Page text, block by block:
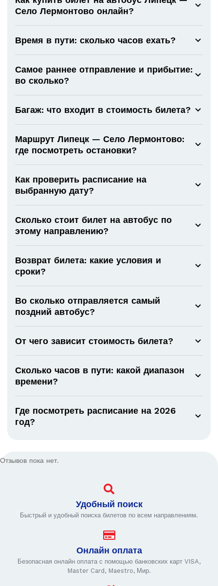
Село Лермонтово онлайн?
Время в пути: сколько часов ехать?
Самое раннее отправление и прибытие:
во сколько?
Багаж: что входит в стоимость билета?
Маршрут Липецк — Село Лермонтово:
где посмотреть остановки?
Как проверить расписание на
выбранную дату?
Сколько стоит билет на автобус по
этому направлению?
Возврат билета: какие условия и
сроки?
Во сколько отправляется самый
поздний автобус?
От чего зависит стоимость билета?
Сколько часов в пути: какой диапазон
времени?
Где посмотреть расписание на 2026
год?
Отзывов пока нет.
Удобный поиск
Быстрый и удобный поиска билетов по всем направлениям.
Онлайн оплата
Безопасная онлайн оплата с помощью банковских карт VISA,
Master Card, Maestro, Мир.